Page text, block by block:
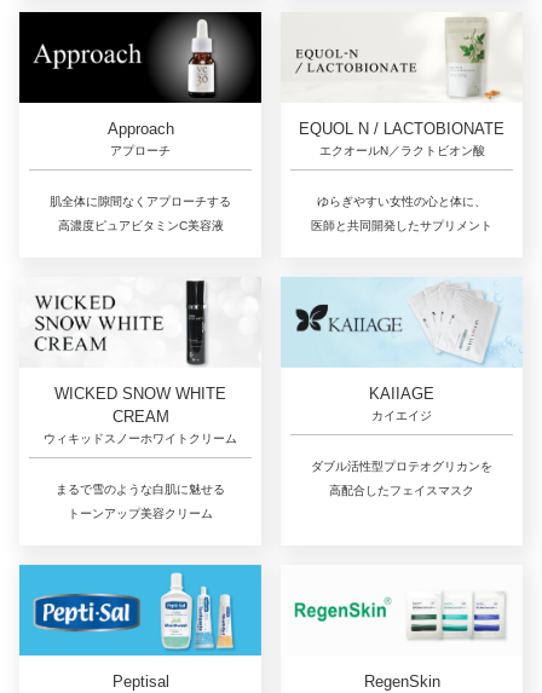
Approach
アプローチ
肌全体に隙間なくアプローチする
高濃度ピュアビタミンC美容液
EQUOL N / LACTOBIONATE
エクオールN／ラクトビオン酸
ゆらぎやすい女性の心と体に、
医師と共同開発したサプリメント
WICKED SNOW WHITE
CREAM
ウィキッドスノーホワイトクリーム
まるで雪のような白肌に魅せる
トーンアップ美容クリーム
KAIIAGE
カイエイジ
ダブル活性型プロテオグリカンを
高配合したフェイスマスク
Peptisal RegenSkin